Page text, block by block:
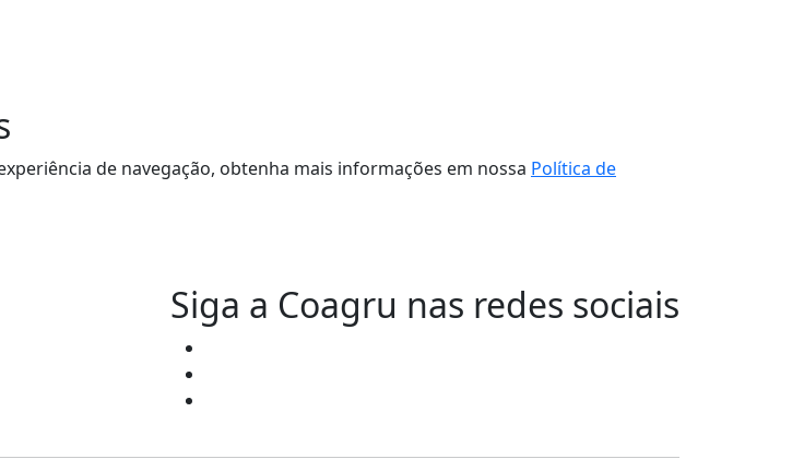
de navegação, obtenha mais informações em nossa Política de
Siga a Coagru nas redes sociais